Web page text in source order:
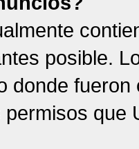
posible.
donde
que